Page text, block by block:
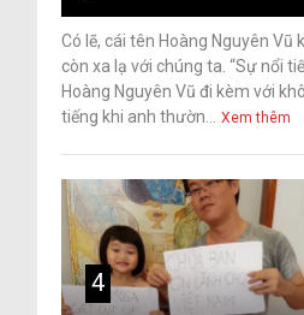
Có lẽ, cái tên Hoàng Nguyên Vũ
còn xa lạ với chúng ta. “Sự nổi
Hoàng Nguyên Vũ đi kèm với
tiếng khi anh thườn...
Xem thêm
4